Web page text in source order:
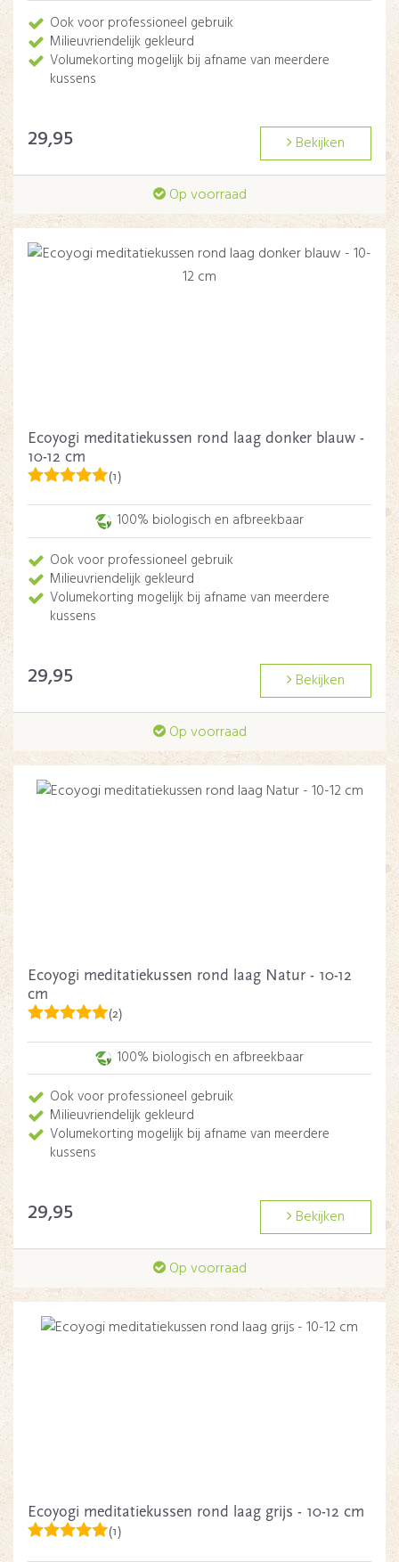
Ook voor professioneel gebruik
Milieuvriendelijk gekleurd
Volumekorting mogelijk bij afname van meerdere
kussens
29,95 Bekijken
Op voorraad
Ecoyogi meditatiekussen rond laag donker blauw -
10-12 cm
(1)
100% biologisch en afbreekbaar
Ook voor professioneel gebruik
Milieuvriendelijk gekleurd
Volumekorting mogelijk bij afname van meerdere
kussens
29,95 Bekijken
Op voorraad
Ecoyogi meditatiekussen rond laag Natur - 10-12
cm
(2)
100% biologisch en afbreekbaar
Ook voor professioneel gebruik
Milieuvriendelijk gekleurd
Volumekorting mogelijk bij afname van meerdere
kussens
29,95 Bekijken
Op voorraad
Ecoyogi meditatiekussen rond laag grijs - 10-12 cm
(1)